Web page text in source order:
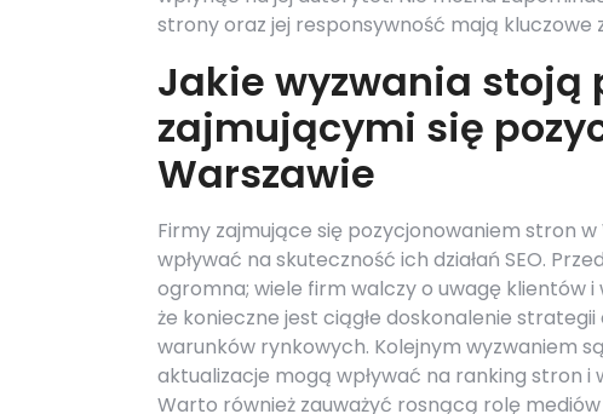
strony oraz jej responsywność mają kluczowe
Jakie wyzwania stoją
zajmującymi się
Warszawie
Firmy zajmujące się pozycjonowaniem stron
wpływać na skuteczność ich działań SEO.
ogromna; wiele firm walczy o uwagę klientów
że konieczne jest ciągłe doskonalenie
warunków rynkowych. Kolejnym wyzwaniem
aktualizacje mogą wpływać na ranking stron i
Warto również zauważyć rosnącą rolę